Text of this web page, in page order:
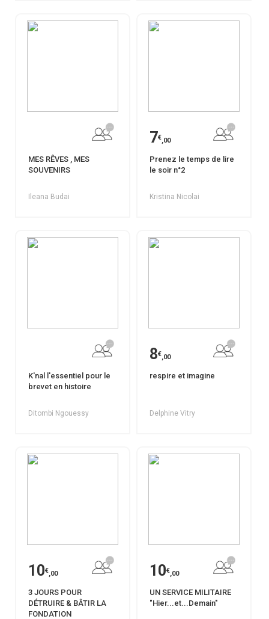
MES RÊVES , MES
SOUVENIRS
Ileana Budai
7€,00
Prenez le temps de lire
le soir n°2
Kristina Nicolai
K'nal l'essentiel pour le
brevet en histoire
Ditombi Ngouessy
8€,00
respire et imagine
Delphine Vitry
10€,00
3 JOURS POUR
DÉTRUIRE & BÂTIR LA
FONDATION
10€,00
UN SERVICE MILITAIRE
"Hier...et...Demain"